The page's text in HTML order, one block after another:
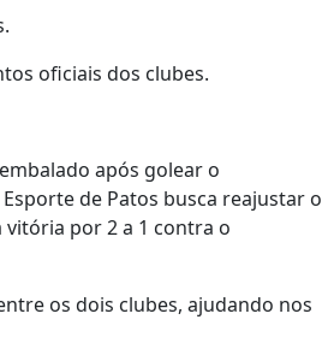
oficiais dos clubes.
após golear o
de Patos busca reajustar o
por 2 a 1 contra o
os dois clubes, ajudando nos